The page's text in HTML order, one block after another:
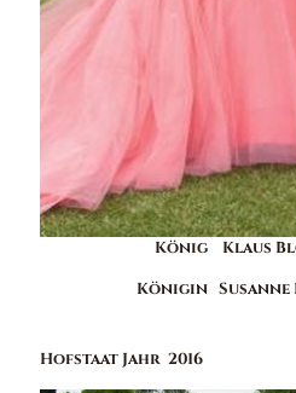
König Klaus
Königin
Hofstaat Jahr 2016